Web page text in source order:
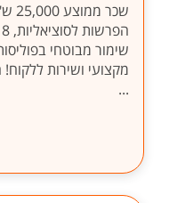
שימור מבוטחי
...